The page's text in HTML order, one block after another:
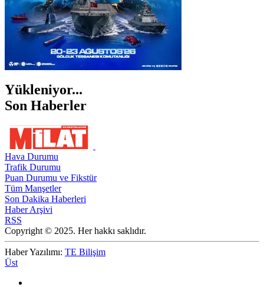
Yükleniyor...
Son Haberler
Hava Durumu
Trafik Durumu
Puan Durumu ve Fikstür
Tüm Manşetler
Son Dakika Haberleri
Haber Arşivi
RSS
Copyright © 2025. Her hakkı saklıdır.
Haber Yazılımı: TE Bilişim
Üst